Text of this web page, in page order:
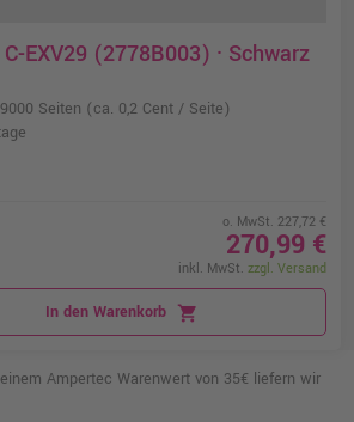
EXV29 (2778B003) · Schwarz
Seiten (ca. 0,2 Cent / Seite)
o. MwSt. 227,72 €
270,99 €
inkl. MwSt. zzgl. Versand
In den Warenkorb shopping_cart
Ampertec Warenwert von 35€ liefern wir